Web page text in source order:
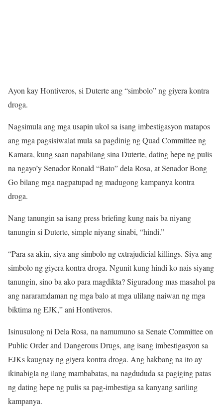
Ayon kay Hontiveros, si Duterte ang “simbolo” ng giyera kontra
droga.
Nagsimula ang mga usapin ukol sa isang imbestigasyon matapos
ang mga pagsisiwalat mula sa pagdinig ng Quad Committee ng
Kamara, kung saan napabilang sina Duterte, dating hepe ng pulis
na ngayo’y Senador Ronald “Bato” dela Rosa, at Senador Bong
Go bilang mga nagpatupad ng madugong kampanya kontra
droga.
Nang tanungin sa isang press briefing kung nais ba niyang
tanungin si Duterte, simple niyang sinabi, “hindi.”
“Para sa akin, siya ang simbolo ng extrajudicial killings. Siya ang
simbolo ng giyera kontra droga. Ngunit kung hindi ko nais siyang
tanungin, sino ba ako para magdikta? Siguradong mas masahol pa
ang nararamdaman ng mga balo at mga ulilang naiwan ng mga
biktima ng EJK,” ani Hontiveros.
Isinusulong ni Dela Rosa, na namumuno sa Senate Committee on
Public Order and Dangerous Drugs, ang isang imbestigasyon sa
EJKs kaugnay ng giyera kontra droga. Ang hakbang na ito ay
ikinabigla ng ilang mambabatas, na nagdududa sa pagiging patas
ng dating hepe ng pulis sa pag-imbestiga sa kanyang sariling
kampanya.